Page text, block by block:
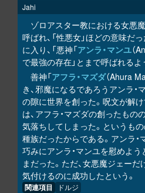
Jahi
ゾロアスター教における女悪魔
呼ばれ、「性悪女」ほどの意味だ
に入り、「悪神「アンラ・マンユ（
で最強の存在」とまで呼ばれるよ
善神「アフラ・マズダ（Ahura
き、邪魔になるであろうアンラ
の隙に世界を創った。呪文が解
は、アフラ・マズダの創ったも
気落ちしてしまった。というも
種族だったからである。アンラ
巧みにアンラ・マンユを慰めよう
まだった。ただ、女悪魔ジェー
気付けるのに成功したという。
関連項目 ドルジ